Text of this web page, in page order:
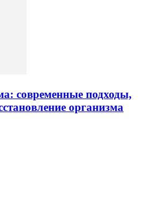
современные подходы,
организма